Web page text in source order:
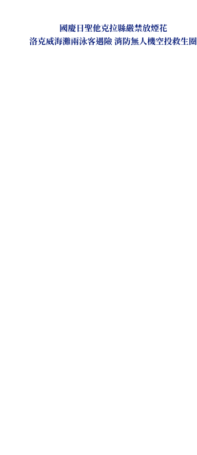
國慶日聖他克拉縣嚴禁放煙花
洛克威海灘兩泳客遇險 消防無人機空投救生圈